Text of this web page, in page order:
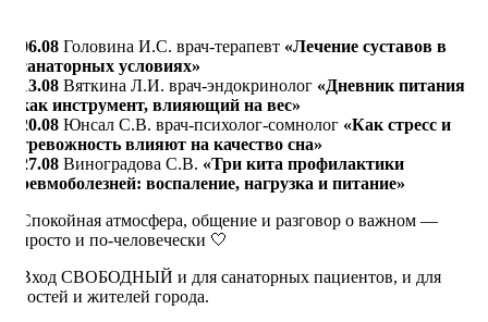
06.08 Головина И.С. врач-терапевт «Лечение суставов в
санаторных условиях»
13.08 Вяткина Л.И. врач-эндокринолог «Дневник питания
как инструмент, влияющий на вес»
20.08 Юнсал С.В. врач-психолог-сомнолог «Как стресс и
тревожность влияют на качество сна»
27.08 Виноградова С.В. «Три кита профилактики
ревмоболезней: воспаление, нагрузка и питание»
Спокойная атмосфера, общение и разговор о важном —
просто и по-человечески 🤍
Вход СВОБОДНЫЙ и для санаторных пациентов, и для
гостей и жителей города.